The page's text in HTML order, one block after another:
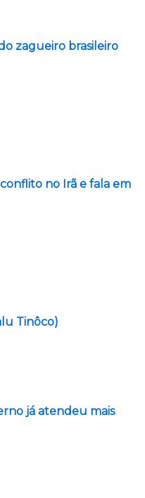
zagueiro brasileiro
no Irã e fala em
Tinôco)
já atendeu mais